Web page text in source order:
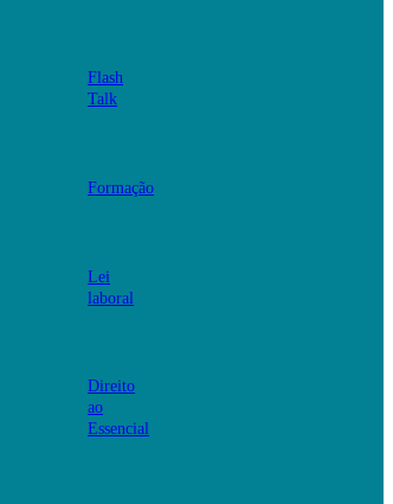
Flash
Talk
Formação
Lei
laboral
Direito
ao
Essencial